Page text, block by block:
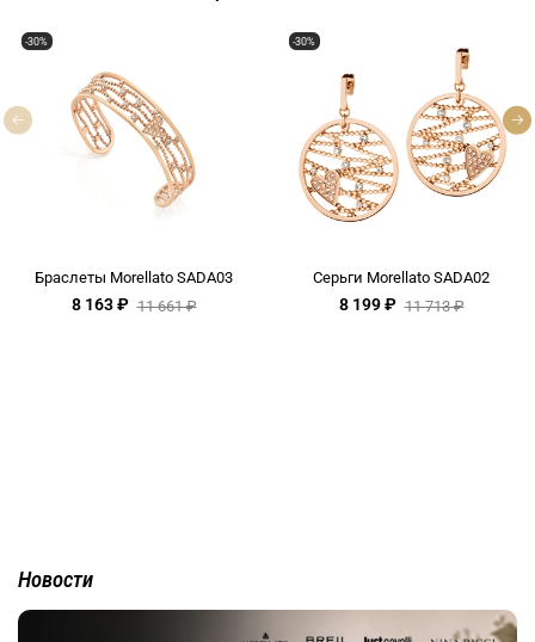
-30%
Браслеты Morellato SADA03
8 163 ₽ 11 661 ₽
-30%
Серьги Morellato SADA02
8 199 ₽ 11 713 ₽
Новости